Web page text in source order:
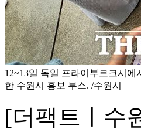
12~13일 독일 프라이부르크시
한 수원시 홍보 부스. /수원시
[더팩트ㅣ수